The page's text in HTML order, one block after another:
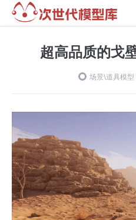
超高品质的戈
场景\道具模型